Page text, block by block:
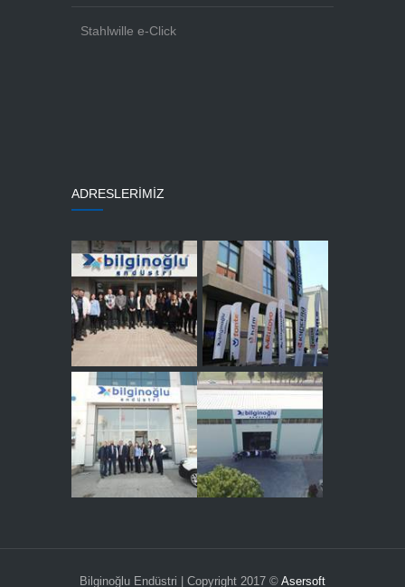
Stahlwille e-Click
ADRESLERİMİZ
Bilginoğlu Endüstri | Copyright 2017 © Asersoft